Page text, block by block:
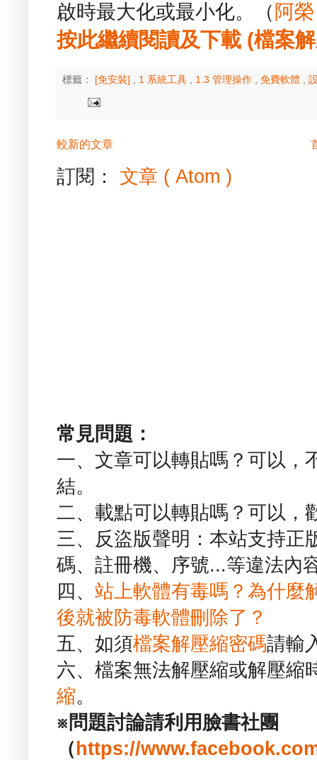
啟時最大化或最小化。（ 阿榮
按此繼續閱讀及下載 (檔案
標籤： [免安裝] 1 系統工具 1.3 管理操作 免費軟體
較新的文章
訂閱： 文章 ( Atom )
常見問題：
一、文章可以轉貼嗎？可以，
結。
二、載點可以轉貼嗎？可以，
三、反盜版聲明：本站支持正
碼、註冊機、序號...等違法內
四、 站上軟體有毒嗎？為什麼
後就被防毒軟體刪除了？
五、如須檔案解壓縮密碼請輸
六、檔案無法解壓縮或解壓縮
縮。
※問題討論請利用臉書社團
（ https://